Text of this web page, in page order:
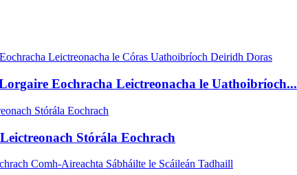
Eochracha Leictreonacha le Uathoibríoch...
Stórála Eochrach